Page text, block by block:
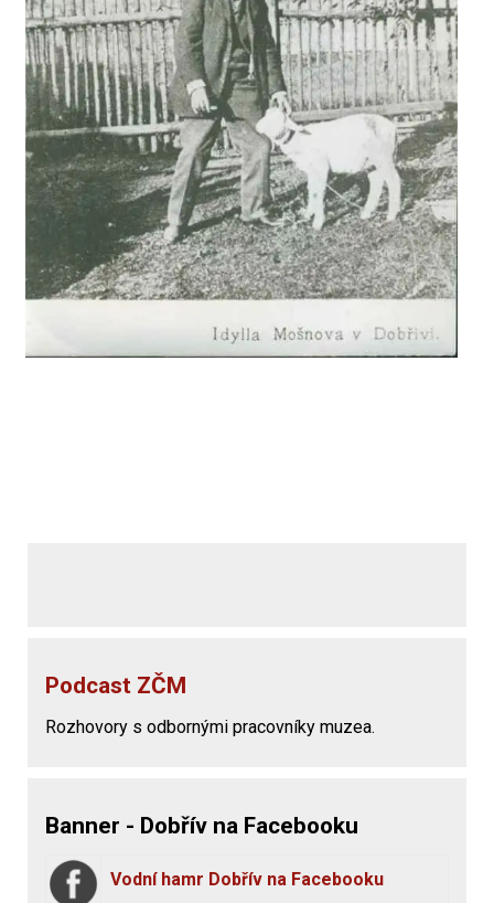
Podcast ZČM
Rozhovory s odbornými pracovníky muzea.
Banner - Dobřív na Facebooku
Vodní hamr Dobřív na Facebooku